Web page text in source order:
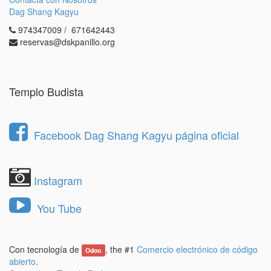
1.- Revisa las
normas generales.
2.- Rellena elformulario aquí
Posteriormente, la Junta directiva le comunicará a
Dag Shang Kagyu
974347009 / 671642443
reservas@dskpanillo.org
Templo Budista
Facebook Dag Shang Kagyu página oficial
Instagram
You Tube
Con tecnología de Odoo , the #1 Comercio electrónico de código
abierto.